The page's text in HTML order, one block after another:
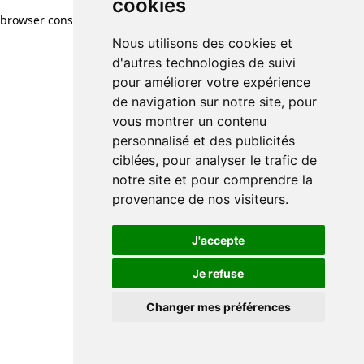
cookies
Nous utilisons des cookies et
d'autres technologies de suivi
pour améliorer votre expérience
de navigation sur notre site, pour
vous montrer un contenu
personnalisé et des publicités
ciblées, pour analyser le trafic de
notre site et pour comprendre la
provenance de nos visiteurs.
J'accepte
Je refuse
Changer mes préférences
browser console for more information)